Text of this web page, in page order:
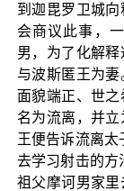
到迦毘罗卫城
会商议此事，
男，为了化解
与波斯匿王为
面貌端正、世
名为流离，并
王便告诉流离太
去学习射击的方
祖父摩诃男家